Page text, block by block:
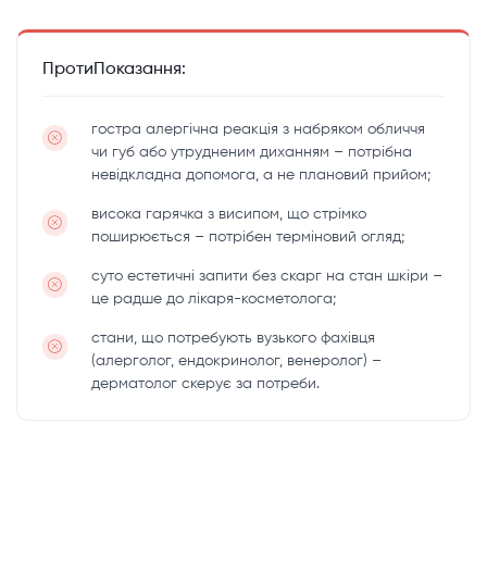
ПротиПоказання:
гостра алергічна реакція з набряком обличчя
чи губ або утрудненим диханням – потрібна
невідкладна допомога, а не плановий прийом;
висока гарячка з висипом, що стрімко
поширюється – потрібен терміновий огляд;
суто естетичні запити без скарг на стан шкіри –
це радше до лікаря-косметолога;
стани, що потребують вузького фахівця
(алерголог, ендокринолог, венеролог) –
дерматолог скерує за потреби.